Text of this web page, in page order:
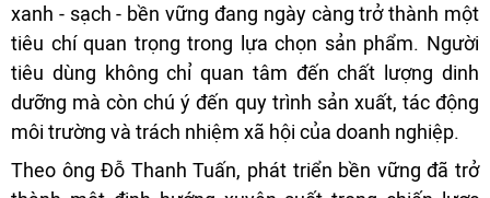
xanh - sạch - bền vững đang ngày càng trở thành một
tiêu chí quan trọng trong lựa chọn sản phẩm. Người
tiêu dùng không chỉ quan tâm đến chất lượng dinh
dưỡng mà còn chú ý đến quy trình sản xuất, tác động
môi trường và trách nhiệm xã hội của doanh nghiệp.
Theo ông Đỗ Thanh Tuấn, phát triển bền vững đã trở